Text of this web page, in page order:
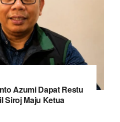
Azumi Dapat Restu
Siroj Maju Ketua